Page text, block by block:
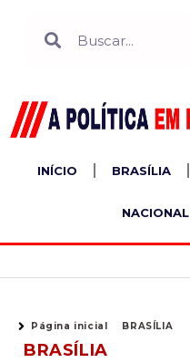
INÍCIO BRASÍLIA
NACIONAL
Página inicial BRASÍLIA
BRASÍLIA